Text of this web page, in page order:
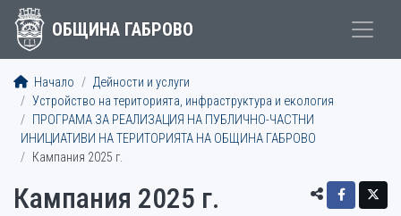
ОБЩИНА ГАБРОВО
Начало
Дейности и услуги
Устройство на територията, инфраструктура и екология
ПРОГРАМА ЗА РЕАЛИЗАЦИЯ НА ПУБЛИЧНО-ЧАСТНИ
ИНИЦИАТИВИ НА ТЕРИТОРИЯТА НА ОБЩИНА ГАБРОВО
Кампания 2025 г.
Кампания 2025 г.